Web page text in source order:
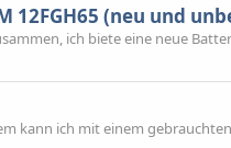
12FGH65 (neu und
ich biete eine neue
kann ich mit einem